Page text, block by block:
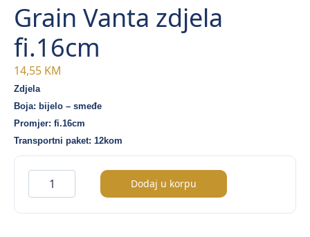
Grain Vanta zdjela
fi.16cm
14,55 KM
Zdjela
Boja: bijelo – smeđe
Promjer: fi.16cm
Transportni paket: 12kom
Grain
Vanta
zdjela
Dodaj u korpu